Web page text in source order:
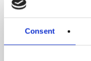
Consent